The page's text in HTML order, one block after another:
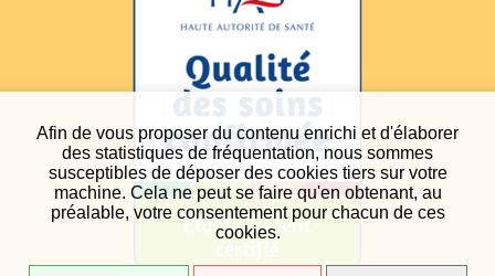
Afin de vous proposer du contenu enrichi et d'élaborer
des statistiques de fréquentation, nous sommes
susceptibles de déposer des cookies tiers sur votre
machine. Cela ne peut se faire qu'en obtenant, au
préalable, votre consentement pour chacun de ces
cookies.